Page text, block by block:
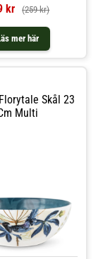
kr (259 kr)
mer här
Skål 23
Multi